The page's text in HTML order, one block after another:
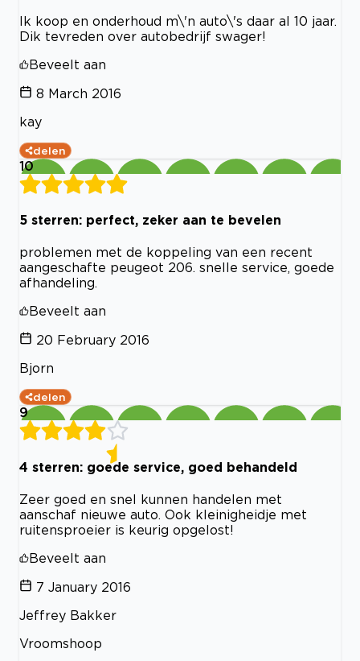
Ik koop en onderhoud m\'n auto\'s daar al 10 jaar.
Dik tevreden over autobedrijf swager!
Beveelt aan
8 March 2016
kay
delen
10
5 sterren: perfect, zeker aan te bevelen
problemen met de koppeling van een recent
aangeschafte peugeot 206. snelle service, goede
afhandeling.
Beveelt aan
20 February 2016
Bjorn
delen
9
4 sterren: goede service, goed behandeld
Zeer goed en snel kunnen handelen met
aanschaf nieuwe auto. Ook kleinigheidje met
ruitensproeier is keurig opgelost!
Beveelt aan
7 January 2016
Jeffrey Bakker
Vroomshoop